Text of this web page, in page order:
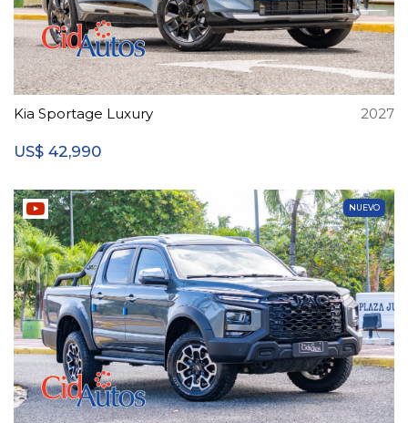
Kia Sportage Luxury 2027
US$ 42,990
NUEVO